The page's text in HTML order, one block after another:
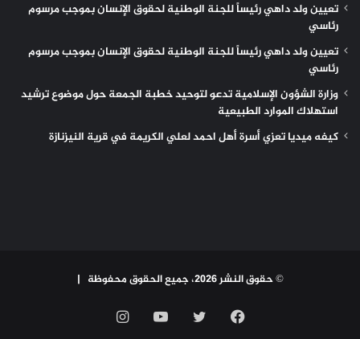
تعيين ولد داهي رئيساً للجنة الوطنية لحقوق الإنسان بموجب مرسوم
رئاسي
تعيين ولد داهي رئيساً للجنة الوطنية لحقوق الإنسان بموجب مرسوم
رئاسي
وزارة الشؤون الإسلامية تدعو لتوحيد خطبة الجمعة حول موضوع ترشيد
استهلاك الموارد الطبيعية
كيفه ميديا تعزي أسرة أهل احمد لعلي الكريمة في قرية النيزنازة
© حقوق النشر 2026، جميع الحقوق محفوظة |
فيسبوك تويتر يوتيوب